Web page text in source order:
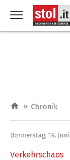
» Chronik
Verkehrschaos
Donnerstag, 19. Juni